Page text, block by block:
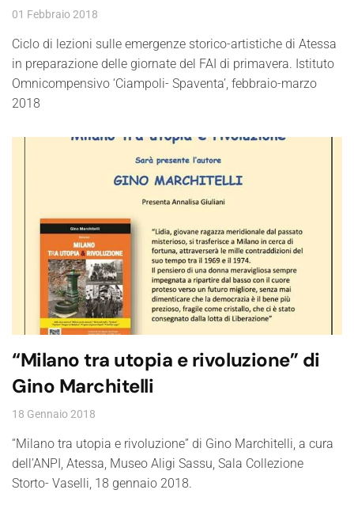
01 Febbraio 2018
Ciclo di lezioni sulle emergenze storico-artistiche di Atessa
in preparazione delle giornate del FAI di primavera. Istituto
Omnicompensivo ‘Ciampoli- Spaventa’, febbraio-marzo
2018
“Milano tra utopia e rivoluzione” di
Gino Marchitelli
18 Gennaio 2018
“Milano tra utopia e rivoluzione” di Gino Marchitelli, a cura
dell’ANPI, Atessa, Museo Aligi Sassu, Sala Collezione
Storto- Vaselli, 18 gennaio 2018.